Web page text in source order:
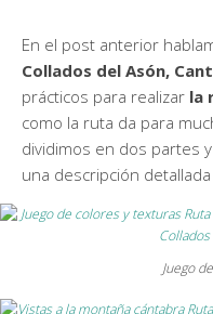
En el post anterior
Collados del Asón,
prácticos para realizar la
como la ruta da para
dividimos en dos partes
una descripción
Juego